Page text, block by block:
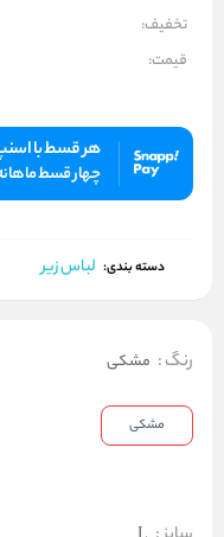
تخفیف:
قیمت:
هر قسط با
چهار قسط
دسته بندی: لباس زیر
رنگ: مشکی
مشکی